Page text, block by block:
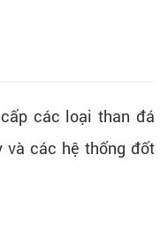
các loại than đá
và các hệ thống đốt